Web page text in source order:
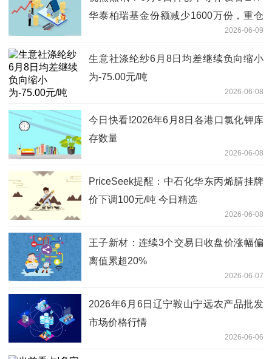
华泰柏瑞基金份额减少1600万份，重仓
股拓荆科技、华海清科、中微公司2026-06-09
生意社涤纶纱6月8日均差继续负向缩小
为-75.00元/吨
2026-06-08
今日快看!2026年6月8日各港口氯化钾库
存数量
2026-06-08
PriceSeek提醒：中石化华东丙烯腈挂牌
价下调100元/吨 今日精选
2026-06-08
王子新材：连续3个交易日收盘价涨幅偏
离值累超20%
2026-06-07
2026年6月6日辽宁鞍山宁远农产品批发
市场价格行情
2026-06-06